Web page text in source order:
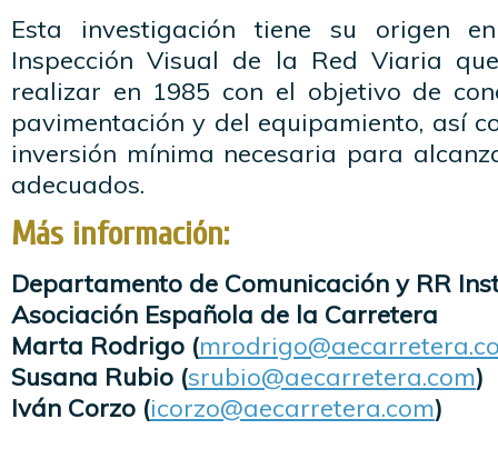
Esta investigación tiene su origen
Inspección Visual de la Red Viaria
realizar en 1985 con el objetivo de
pavimentación y del equipamiento, así
inversión mínima necesaria para
adecuados.
Más información:
Departamento de Comunicación y RR
Asociación Española de la Carretera
Marta Rodrigo (
Susana Rubio (srubio@aecarretera.com)
Iván Corzo (icorzo@aecarretera.com)